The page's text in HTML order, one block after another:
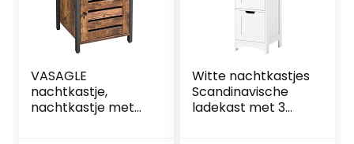
VASAGLE
nachtkastje,
nachtkastje met
Witte nachtkastjes
Scandinavische
ladekast met 3